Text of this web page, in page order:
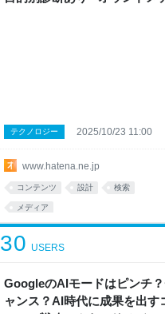
www.hatena.ne.jp
テクノロジー 2025/10/23 11:00
コンテンツ 設計 検索
メディア
GoogleのAIモードはピンチ
ャンス？AI時代に成果を出す
30 USERS